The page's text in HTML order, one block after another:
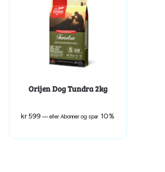
Orijen Dog Tundra 2kg
kr599 —eller Abonner og spar 10%